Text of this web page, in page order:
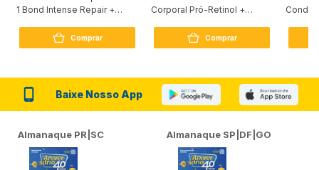
1 Bond Intense Repair +
Comprar
Corporal Pró-Retinol +
Comprar
Baixe Nosso App
Almanaque PR|SC Almanaque SP|DF|GO